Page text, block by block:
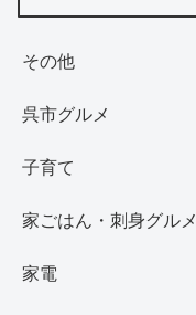
その他
呉市グルメ
子育て
家ごはん・刺身グルメ
家電